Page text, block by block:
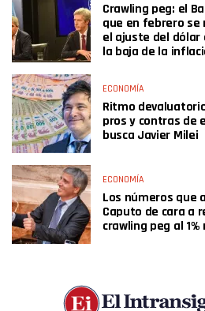
Crawling peg: el
que en febrero se
el ajuste del
la baja de la
ECONOMÍA
Ritmo
pros y contras de
busca Javier Milei
ECONOMÍA
Los números que
Caputo de cara a
crawling peg al